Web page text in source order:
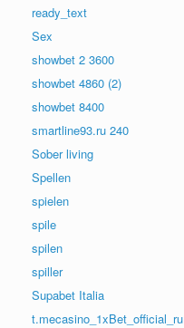
ready_text
Sex
showbet 2 3600
showbet 4860 (2)
showbet 8400
smartline93.ru 240
Sober living
Spellen
spielen
spile
spilen
spiller
Supabet Italia
t.mecasino_1xBet_official_ru